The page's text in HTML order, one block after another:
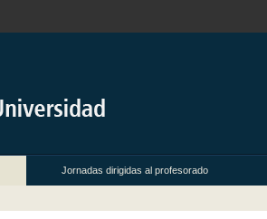
Jornadas dirigidas al profesorado